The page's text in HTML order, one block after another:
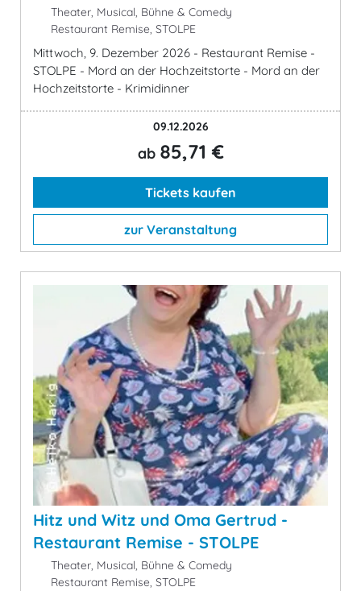
Theater, Musical, Bühne & Comedy
Restaurant Remise, STOLPE
Mittwoch, 9. Dezember 2026 - Restaurant Remise -
STOLPE - Mord an der Hochzeitstorte - Mord an der
Hochzeitstorte - Krimidinner
09.12.2026
ab 85,71 €
Tickets kaufen
zur Veranstaltung
Hitz und Witz und Oma Gertrud -
Restaurant Remise - STOLPE
Theater, Musical, Bühne & Comedy
Restaurant Remise, STOLPE